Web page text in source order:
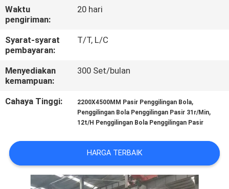
HUBUNGI
KAMI
BERITA
KASUS
KEBIJAKAN
PRIVASI
Waktu
pengiriman:
20 hari
Syarat-syarat
pembayaran:
T/T, L/C
Menyediakan
kemampuan:
300 Set/bulan
Cahaya Tinggi: 2200X4500MM Pasir Penggilingan Bola,
Penggilingan Bola Penggilingan Pasir 31r/Min,
12t/H Penggilingan Bola Penggilingan Pasir
HARGA TERBAIK